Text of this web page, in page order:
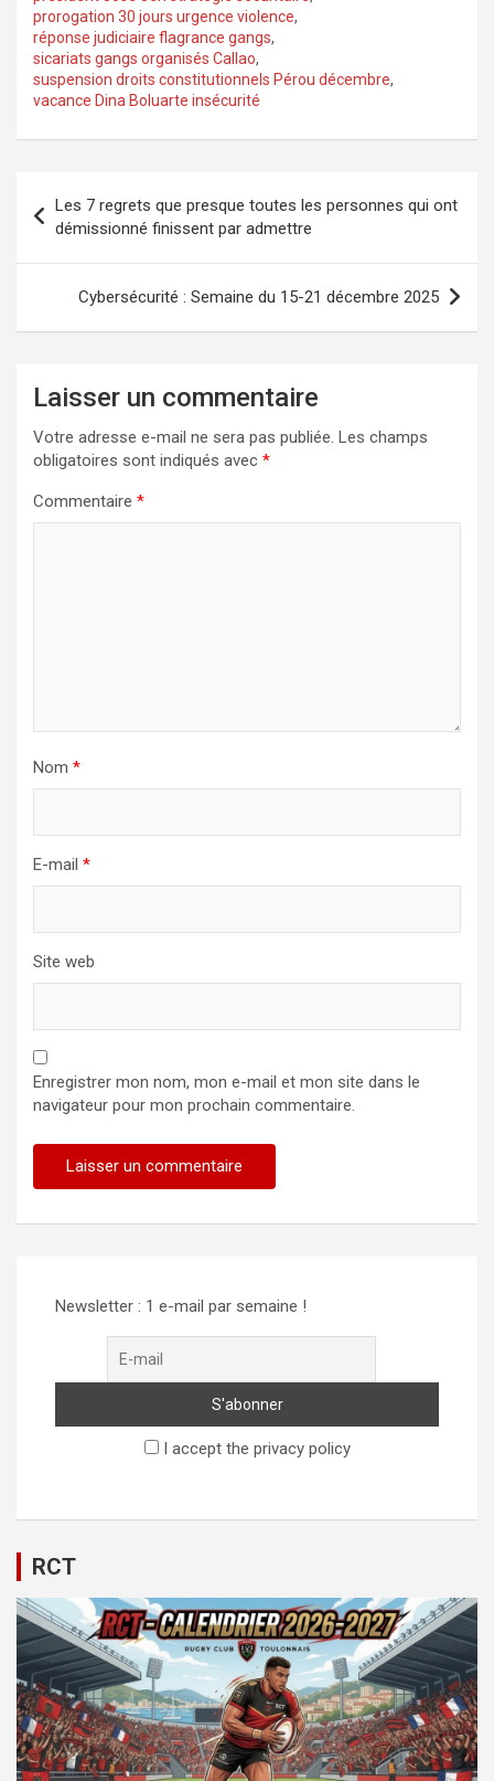
prorogation 30 jours urgence violence,
réponse judiciaire flagrance gangs,
sicariats gangs organisés Callao,
suspension droits constitutionnels Pérou décembre,
vacance Dina Boluarte insécurité
de
l’article
Les 7 regrets que presque toutes les personnes qui ont
démissionné finissent par admettre
Cybersécurité : Semaine du 15-21 décembre 2025
Laisser un commentaire
Votre adresse e-mail ne sera pas publiée. Les champs
obligatoires sont indiqués avec *
Commentaire *
Nom *
E-mail *
Site web
Enregistrer mon nom, mon e-mail et mon site dans le
navigateur pour mon prochain commentaire.
Newsletter : 1 e-mail par semaine !
I accept the privacy policy
RCT